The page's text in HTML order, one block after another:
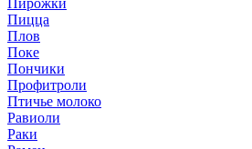
Пицца
Плов
Поке
Пончики
Профитроли
Птичье молоко
Равиоли
Раки